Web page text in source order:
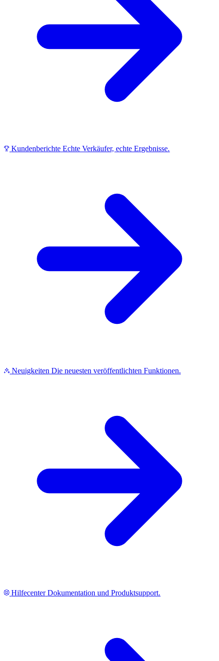
Kundenberichte Echte Verkäufer, echte Ergebnisse.
Neuigkeiten Die neuesten veröffentlichten Funktionen.
Hilfecenter Dokumentation und Produktsupport.